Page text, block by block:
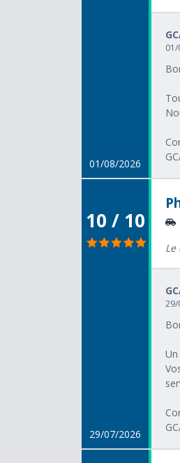
01/08/2026
10 / 10
29/07/2026
29/